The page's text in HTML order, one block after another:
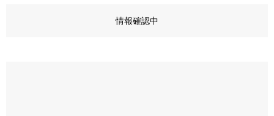
情報確認中